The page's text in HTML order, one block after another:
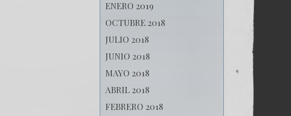
ENERO 2019
OCTUBRE 2018
JULIO 2018
JUNIO 2018
MAYO 2018
ABRIL 2018
FEBRERO 2018